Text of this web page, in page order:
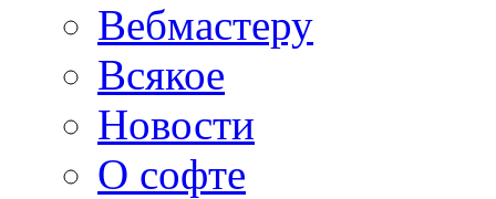
Вебмастеру
Всякое
Новости
О софте